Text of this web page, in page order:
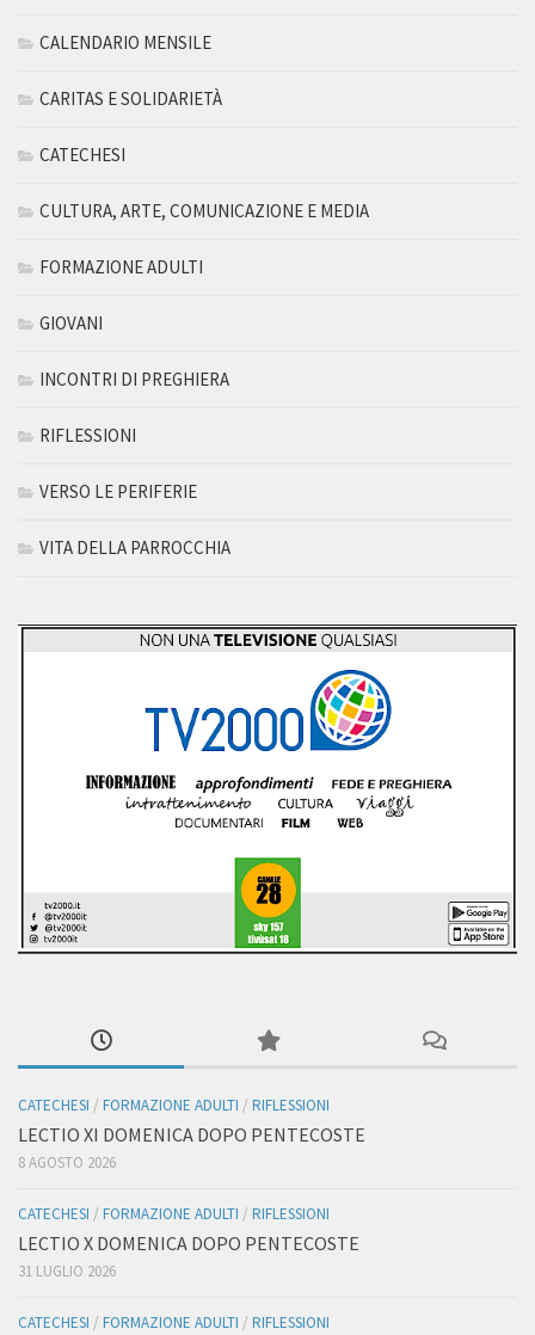
CALENDARIO MENSILE
CARITAS E SOLIDARIETÀ
CATECHESI
CULTURA, ARTE, COMUNICAZIONE E MEDIA
FORMAZIONE ADULTI
GIOVANI
INCONTRI DI PREGHIERA
RIFLESSIONI
VERSO LE PERIFERIE
VITA DELLA PARROCCHIA
CATECHESI / FORMAZIONE ADULTI / RIFLESSIONI
LECTIO XI DOMENICA DOPO PENTECOSTE
8 AGOSTO 2026
CATECHESI / FORMAZIONE ADULTI / RIFLESSIONI
LECTIO X DOMENICA DOPO PENTECOSTE
31 LUGLIO 2026
CATECHESI / FORMAZIONE ADULTI / RIFLESSIONI